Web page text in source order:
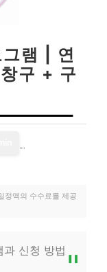
램 | 연
구 + 구
정액의 수수료를 제공
신청 방법